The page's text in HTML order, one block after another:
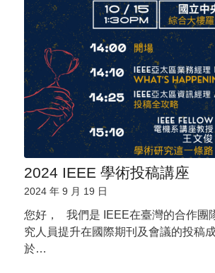
2024 IEEE 學術投稿講座
2024 年 9 月 19 日
您好， 我們是 IEEE在臺灣的合作團
究人員提升在國際期刊及會議的投稿
於…